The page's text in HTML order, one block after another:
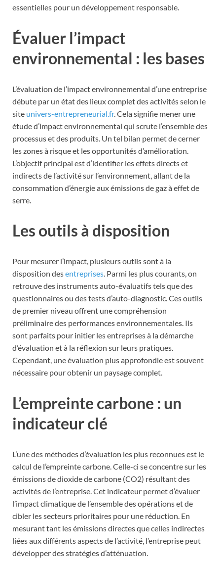
essentielles pour un développement responsable.
Évaluer l’impact
environnemental : les bases
L’évaluation de l’impact environnemental d’une entreprise
débute par un état des lieux complet des activités selon le
site univers-entrepreneurial.fr. Cela signifie mener une
étude d’impact environnemental qui scrute l’ensemble des
processus et des produits. Un tel bilan permet de cerner
les zones à risque et les opportunités d’amélioration.
L’objectif principal est d’identifier les effets directs et
indirects de l’activité sur l’environnement, allant de la
consommation d’énergie aux émissions de gaz à effet de
serre.
Les outils à disposition
Pour mesurer l’impact, plusieurs outils sont à la
disposition desentreprises. Parmi les plus courants, on
retrouve des instruments auto-évaluatifs tels que des
questionnaires ou des tests d’auto-diagnostic. Ces outils
de premier niveau offrent une compréhension
préliminaire des performances environnementales. Ils
sont parfaits pour initier les entreprises à la démarche
d’évaluation et à la réflexion sur leurs pratiques.
Cependant, une évaluation plus approfondie est souvent
nécessaire pour obtenir un paysage complet.
L’empreinte carbone : un
indicateur clé
L’une des méthodes d’évaluation les plus reconnues est le
calcul de l’empreinte carbone. Celle-ci se concentre sur les
émissions de dioxide de carbone (CO2) résultant des
activités de l’entreprise. Cet indicateur permet d’évaluer
l’impact climatique de l’ensemble des opérations et de
cibler les secteurs prioritaires pour une réduction. En
mesurant tant les émissions directes que celles indirectes
liées aux différents aspects de l’activité, l’entreprise peut
développer des stratégies d’atténuation.